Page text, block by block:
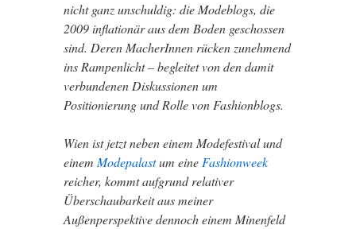
nicht ganz unschuldig: die Modeblogs, die
2009 inflationär aus dem Boden geschossen
sind. Deren MacherInnen rücken zunehmend
ins Rampenlicht – begleitet von den damit
verbundenen Diskussionen um
Positionierung und Rolle von Fashionblogs.
Wien ist jetzt neben einem Modefestival und
einem Modepalastum eine Fashionweek
reicher, kommt aufgrund relativer
Überschaubarkeit aus meiner
Außenperspektive dennoch einem Minenfeld